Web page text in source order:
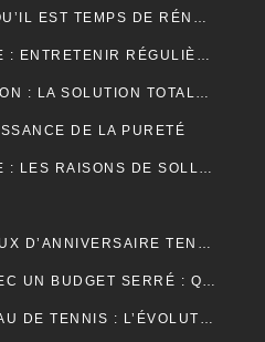
LES SIGNES INDIQUANT QU’IL EST TEMPS DE RÉNOVER VOTRE TOITURE
RAMONAGE DE CHEMINÉE : ENTRETENIR RÉGULIÈREMENT VOS CONDUITS DE FUMÉE
FILTROPURE TRIPLE ACTION : LA SOLUTION TOTALE POUR L’EAU
DE LA PURETÉ
RAMONAGE DE CHEMINÉE : LES RAISONS DE SOLLICITER LES SERVICES D’UN PROFESSIONNEL
APERÇU SUR LES CADEAUX D’ANNIVERSAIRE TENDANCES
VOYAGE EN NORVÈGE AVEC UN BUDGET SERRÉ : QUELQUES PETITS CONSEILS
IMPRESSION SUR BANDEAU DE TENNIS : L’ÉVOLUTION MODERNE